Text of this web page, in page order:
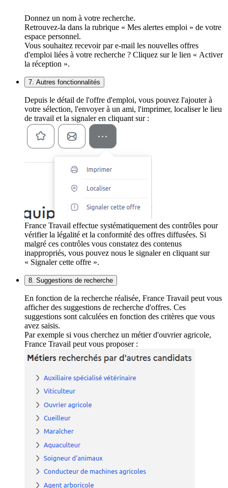
Donnez un nom à votre recherche.
Retrouvez-la dans la rubrique « Mes alertes emploi » de votre
espace personnel.
Vous souhaitez recevoir par e-mail les nouvelles offres
d'emploi liées à votre recherche ? Cliquez sur le lien « Activer
la réception ».
7. Autres fonctionnalités
Depuis le détail de l'offre d'emploi, vous pouvez l'ajouter à
votre sélection, l'envoyer à un ami, l'imprimer, localiser le lieu
de travail et la signaler en cliquant sur :
France Travail effectue systématiquement des contrôles pour
vérifier la légalité et la conformité des offres diffusées. Si
malgré ces contrôles vous constatez des contenus
inappropriés, vous pouvez nous le signaler en cliquant sur
« Signaler cette offre ».
8. Suggestions de recherche
En fonction de la recherche réalisée, France Travail peut vous
afficher des suggestions de recherche d'offres. Ces
suggestions sont calculées en fonction des critères que vous
avez saisis.
Par exemple si vous cherchez un métier d'ouvrier agricole,
France Travail peut vous proposer :